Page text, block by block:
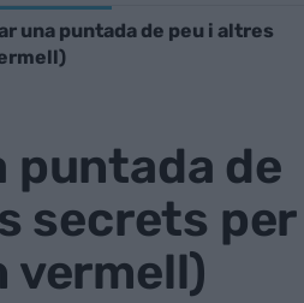
una puntada de peu i altres
puntada de
secrets per
vermell)